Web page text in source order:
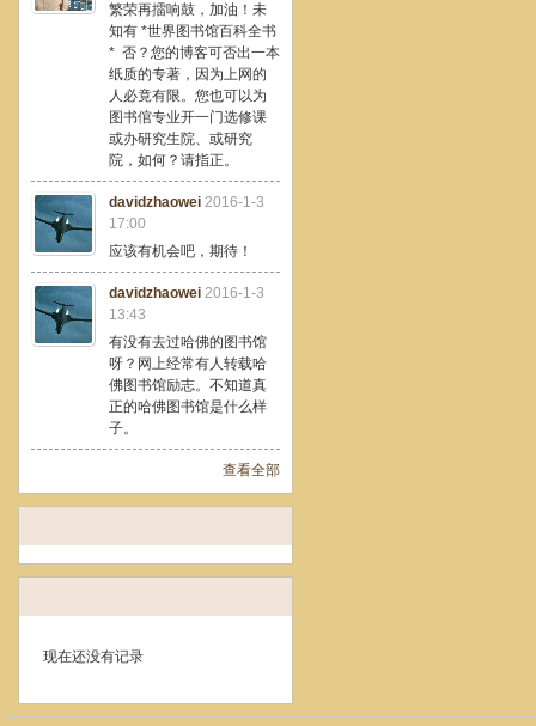
繁荣再擂响鼓，加油！未
知有 *世界图书馆百科全书
* 否？您的博客可否出一本
纸质的专著，因为上网的
人必竟有限。您也可以为
图书倌专业开一门选修课
或办研究生院、或研究
院，如何？请指正。
davidzhaowei 2016-1-3
17:00
应该有机会吧，期待！
davidzhaowei 2016-1-3
13:43
有没有去过哈佛的图书馆
呀？网上经常有人转载哈
佛图书馆励志。不知道真
正的哈佛图书馆是什么样
子。
查看全部
现在还没有记录